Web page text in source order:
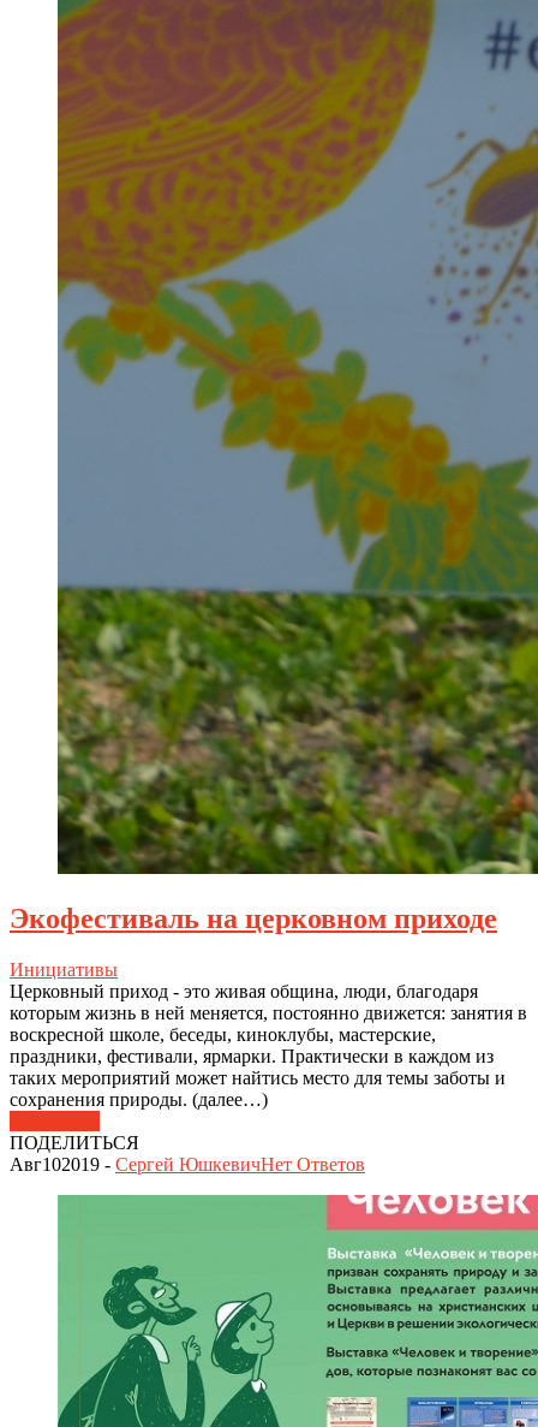
Экофестиваль на церковном приходе
Инициативы
Церковный приход - это живая община, люди, благодаря
которым жизнь в ней меняется, постоянно движется: занятия в
воскресной школе, беседы, киноклубы, мастерские,
праздники, фестивали, ярмарки. Практически в каждом из
таких мероприятий может найтись место для темы заботы и
сохранения природы. (далее…)
ПОДЕЛИТЬСЯ
Авг102019 - Сергей ЮшкевичНет Ответов